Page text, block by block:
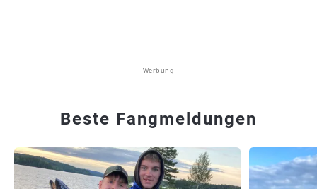
Werbung
Beste Fangmeldungen